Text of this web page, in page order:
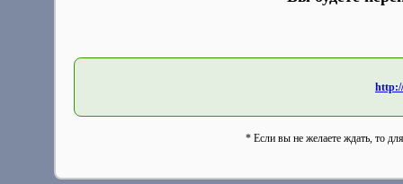
* Если вы не желаете ждать, то